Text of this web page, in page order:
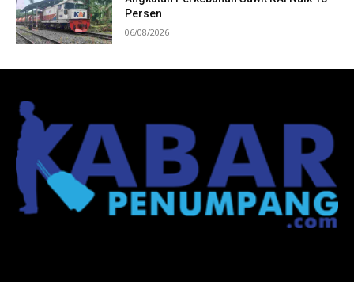
Persen
06/08/2026